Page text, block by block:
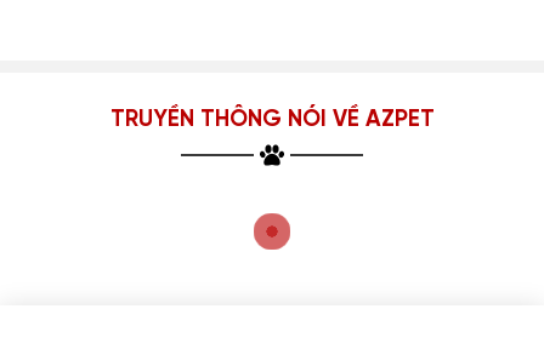
TRUYỀN THÔNG NÓI VỀ AZPET